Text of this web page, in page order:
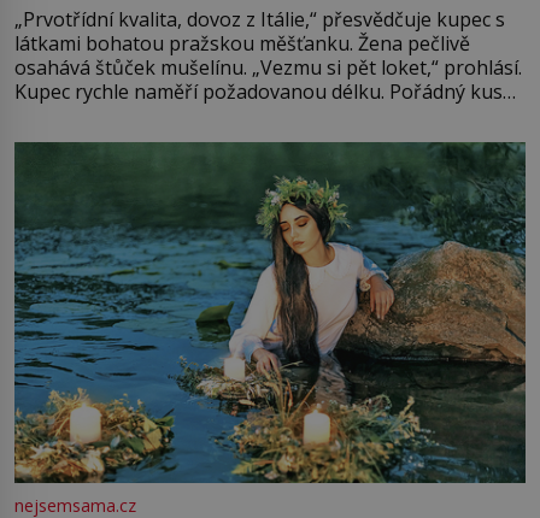
„Prvotřídní kvalita, dovoz z Itálie,“ přesvědčuje kupec s
látkami bohatou pražskou měšťanku. Žena pečlivě
osahává štůček mušelínu. „Vezmu si pět loket,“ prohlásí.
Kupec rychle naměří požadovanou délku. Pořádný kus
milostpaní. Stačí jenom na sukni,“ zhodnotí švadlena
množství růžového mušelínu. „Ošidili vás, podívejte.“
nejsemsama.cz